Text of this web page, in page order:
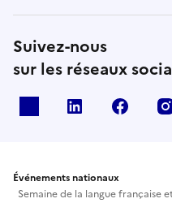
Suivez-nous
sur les réseaux
Linkedin
Événements nationaux
Semaine de la langue française